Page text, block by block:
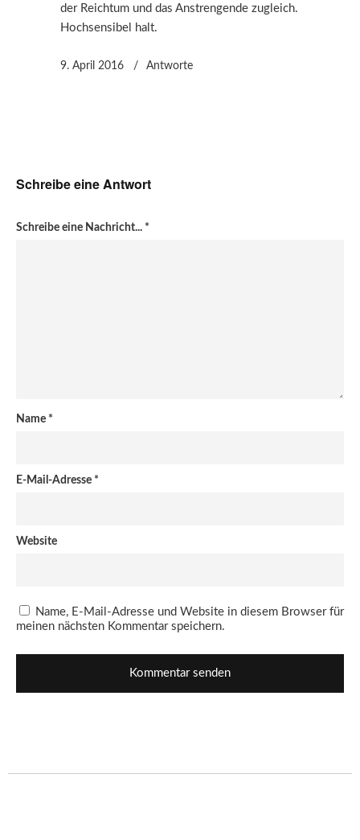
der Reichtum und das Anstrengende zugleich.
Hochsensibel halt.
9. April 2016 Antworte
Schreibe eine Antwort
Schreibe eine Nachricht... *
Name *
E-Mail-Adresse *
Website
Name, E-Mail-Adresse und Website in diesem Browser für
meinen nächsten Kommentar speichern.